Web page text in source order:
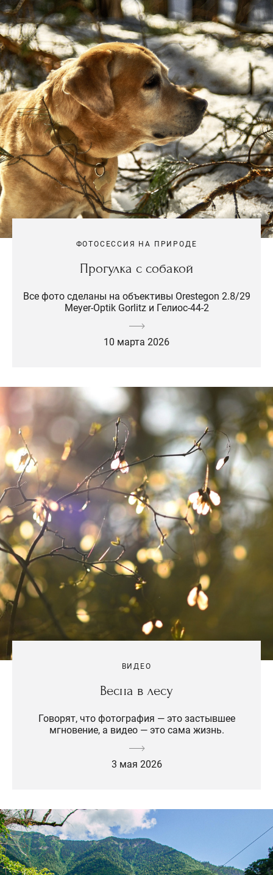
ФОТОСЕССИЯ НА ПРИРОДЕ
Прогулка с собакой
Все фото сделаны на объективы Orestegon 2.8/29
Meyer-Optik Gorlitz и Гелиос-44-2
10 марта 2026
ВИДЕО
Весна в лесу
Говорят, что фотография — это застывшее
мгновение, а видео — это сама жизнь.
3 мая 2026